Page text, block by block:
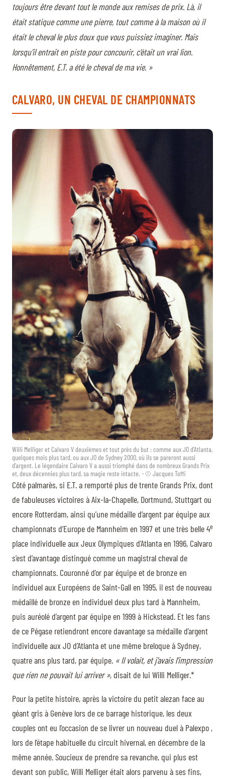
toujours être devant tout le monde aux remises de prix. Là, il
était statique comme une pierre, tout comme à la maison où il
était le cheval le plus doux que vous puissiez imaginer. Mais
lorsqu’il entrait en piste pour concourir, c’était un vrai lion.
Honnêtement, E.T. a été le cheval de ma vie. »
CALVARO, UN CHEVAL DE CHAMPIONNATS
Willi Melliger et Calvaro V deuxièmes et tout près du but : comme aux JO d’Atlanta,
quelques mois plus tard, ou aux JO de Sydney 2000, où ils se pareront aussi
d’argent. Le légendaire Calvaro V a aussi triomphé dans de nombreux Grands Prix
et, deux décennies plus tard, sa magie reste intacte. - © Jacques Toffi
Côté palmarès, si E.T. a remporté plus de trente Grands Prix, dont
de fabuleuses victoires à Aix-la-Chapelle, Dortmund, Stuttgart ou
encore Rotterdam, ainsi qu’une médaille d’argent par équipe aux
championnats d’Europe de Mannheim en 1997 et une très belle 4e
place individuelle aux Jeux Olympiques d’Atlanta en 1996, Calvaro
s’est d’avantage distingué comme un magistral cheval de
championnats. Couronné d’or par équipe et de bronze en
individuel aux Européens de Saint-Gall en 1995, il est de nouveau
médaillé de bronze en individuel deux plus tard à Mannheim,
puis auréolé d’argent par équipe en 1999 à Hickstead. Et les fans
de ce Pégase retiendront encore davantage sa médaille d’argent
individuelle aux JO d’Atlanta et une même breloque à Sydney,
quatre ans plus tard, par équipe. « Il volait, et j’avais l’impression
que rien ne pouvait lui arriver », disait de lui Willi Melliger.*
Pour la petite histoire, après la victoire du petit alezan face au
géant gris à Genève lors de ce barrage historique, les deux
couples ont eu l’occasion de se livrer un nouveau duel à Palexpo ,
lors de l’étape habituelle du circuit hivernal, en décembre de la
même année. Soucieux de prendre sa revanche, qui plus est
devant son public, Willi Melliger était alors parvenu à ses fins,